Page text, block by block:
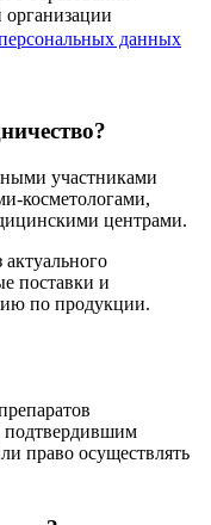
организации
данных
участниками
косметологами,
центрами.
поставки и
по продукции.
подтвердившим
право осуществлять